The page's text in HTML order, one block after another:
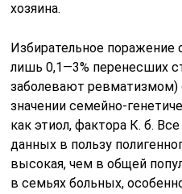
хозяина.
Избирательное поражение
лишь 0,1—3% перенесших
заболевают ревматизмом)
значении семейно-
как этиол, фактора К. б.
данных в пользу
высокая, чем в общей
в семьях больных,